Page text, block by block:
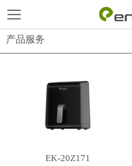
产品服务
EK-20Z171